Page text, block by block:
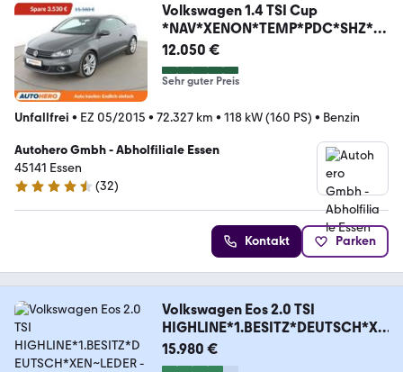
Volkswagen 1.4 TSI Cup
*NAV*XENON*TEMP*PDC*SHZ*AL
U*KLIMA*
12.050 €
Sehr guter Preis
Unfallfrei • EZ 05/2015 • 72.327 km • 118 kW (160 PS) • Benzin
Autohero Gmbh - Abholfiliale Essen
45141 Essen
4.7 Sterne
(32)
Kontakt Parken
Volkswagen Eos 2.0 TSI
HIGHLINE*1.BESITZ*DEUTSCH*XE
N~LEDER
15.980 €